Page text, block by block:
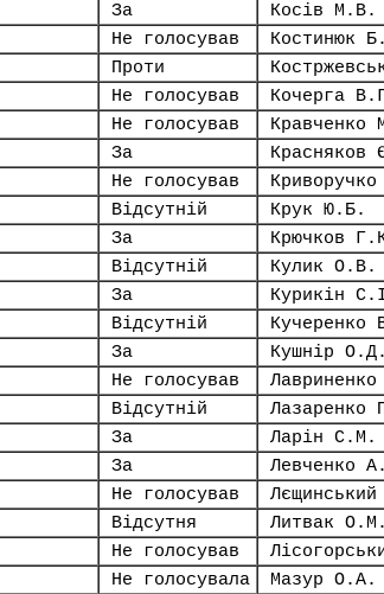
За Косів М.В.
Не голосував Костинюк
Проти
Не голосував Кочерга
Не голосував Кравченко
За Красняков
Не голосував
Відсутній Крук Ю.Б.
За Крючков
Відсутній Кулик О.В.
За Курикін
Відсутній Кучеренко
За Кушнір О.Д.
Не голосував
Відсутній Лазаренко
За Ларін С.М.
За Левченко
Не голосував
Відсутня Литвак О.М.
Не голосував
Не голосувала Мазур О.А.